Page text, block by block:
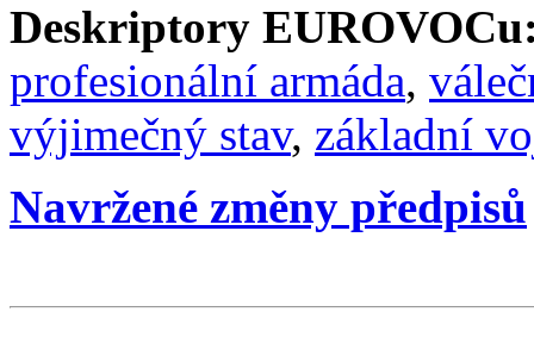
Deskriptory
profesionální armáda,
výjimečný stav, základní
Navržené změny předpisů